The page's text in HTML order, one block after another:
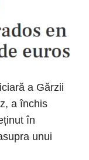
a Gărzii
a închis
în
unui